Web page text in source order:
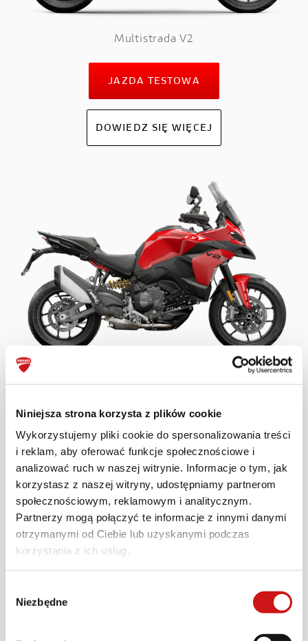
Niniejsza strona korzysta z plików cookie
Wykorzystujemy pliki cookie do spersonalizowania treści
i reklam, aby oferować funkcje społecznościowe i
analizować ruch w naszej witrynie. Informacje o tym, jak
korzystasz z naszej witryny, udostępniamy partnerom
społecznościowym, reklamowym i analitycznym.
Partnerzy mogą połączyć te informacje z innymi danymi
otrzymanymi od Ciebie lub uzyskanymi podczas
korzystania z ich usług.
zgody
Niezbędne
Multistrada V2
JAZDA TESTOWA
DOWIEDZ SIĘ WIĘCEJ
JAZDA TESTOWA
DOWIEDZ SIĘ WIĘCEJ